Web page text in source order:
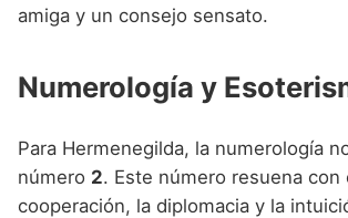
amiga y un consejo sensato.
Numerología y
Para Hermenegilda, la numerología
número 2. Este número resuena con
cooperación, la diplomacia y la